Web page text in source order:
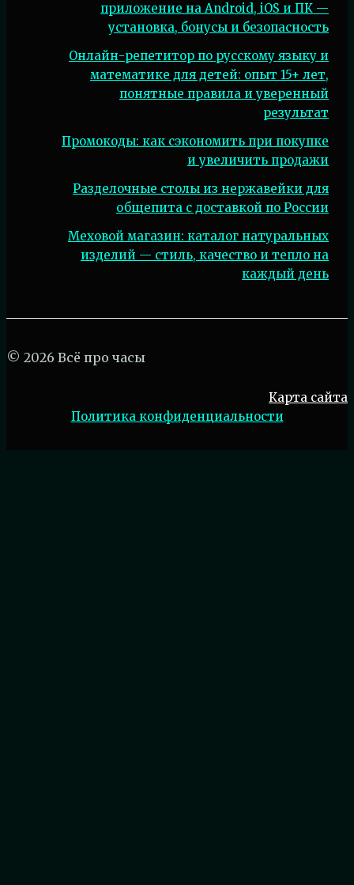
приложение на Android, iOS и ПК —
установка, бонусы и безопасность
Онлайн-репетитор по русскому языку и
математике для детей: опыт 15+ лет,
понятные правила и уверенный
результат
Промокоды: как сэкономить при покупке
и увеличить продажи
Разделочные столы из нержавейки для
общепита с доставкой по России
Меховой магазин: каталог натуральных
изделий — стиль, качество и тепло на
каждый день
© 2026 Всё про часы
Карта сайта
Политика конфиденциальности